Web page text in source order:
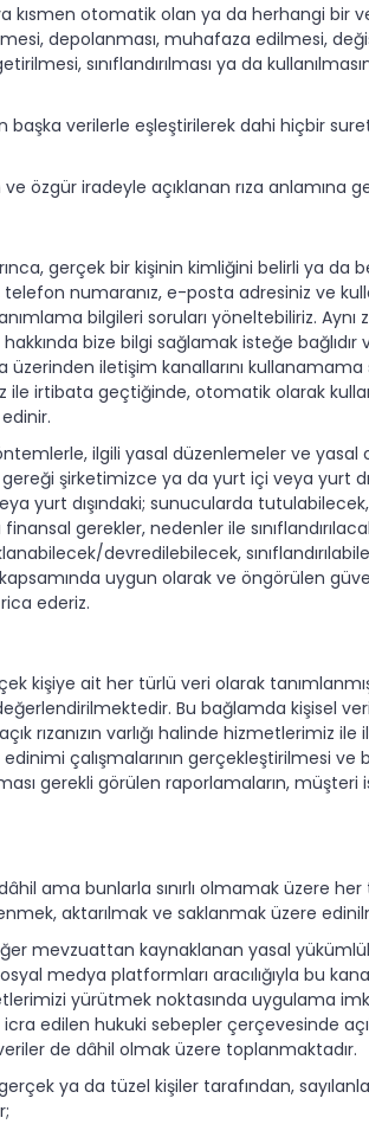
kısmen otomatik olan ya da herhangi bir
depolanması, muhafaza edilmesi,
sınıflandırılması ya da
başka verilerle eşleştirilerek dahi hiçbir
özgür iradeyle açıklanan rıza anlamına
gerçek bir kişinin kimliğini belirli ya
numaranız, e-posta adresiniz ve
bilgileri soruları yöneltebiliriz.
bize bilgi sağlamak isteğe
iletişim kanallarını kullanamama
ile irtibata geçtiğinde, otomatik olarak
ilgili yasal düzenlemeler ve
şirketimizce ya da yurt içi veya yurt
yurt dışındaki; sunucularda
gerekler, nedenler ile
devredilebilecek,
uygun olarak ve öngörülen
ederiz.
kişiye ait her türlü veri olarak
Bu bağlamda kişisel
rızanızın varlığı halinde hizmetlerimiz ile
çalışmalarının gerçekleştirilmesi ve
gerekli görülen raporlamaların,
ama bunlarla sınırlı olmamak üzere her
aktarılmak ve saklanmak üzere
mevzuattan kaynaklanan yasal
medya platformları aracılığıyla bu
yürütmek noktasında uygulama
edilen hukuki sebepler çerçevesinde açık
de dâhil olmak üzere toplanmaktadır.
ya da tüzel kişiler tarafından,